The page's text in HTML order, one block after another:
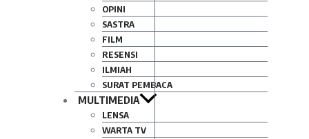
OPINI
SASTRA
FILM
RESENSI
ILMIAH
SURAT PEMBACA
MULTIMEDIA
LENSA
WARTA TV